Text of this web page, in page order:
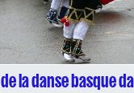
de la danse basque